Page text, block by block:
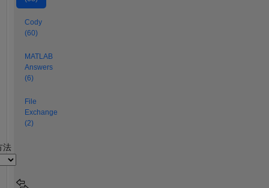
Cody
(60)
MATLAB
Answers
(6)
File
Exchange
(2)
法